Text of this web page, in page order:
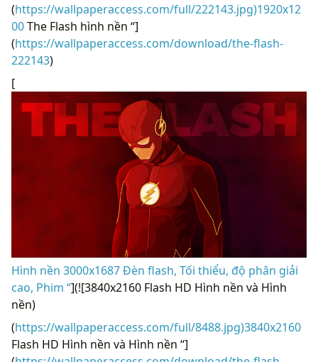
(https://wallpaperaccess.com/full/222143.jpg)1920x12
00The Flash hình nền “]
(https://wallpaperaccess.com/download/the-flash-
222143)
[
Hình nền 3000x1687 Đèn flash, Tối thiểu, độ phân giải
cao, Phim “](![3840x2160 Flash HD Hình nền và Hình
nền)
(https://wallpaperaccess.com/full/8488.jpg)3840x2160
Flash HD Hình nền và Hình nền “]